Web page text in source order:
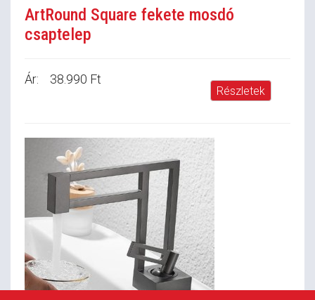
ArtRound Square fekete mosdó
csaptelep
Ár: 38.990 Ft
Részletek